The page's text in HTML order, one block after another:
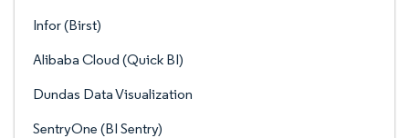
Infor (Birst)
Alibaba Cloud (Quick BI)
Dundas Data Visualization
SentryOne (BI Sentry)